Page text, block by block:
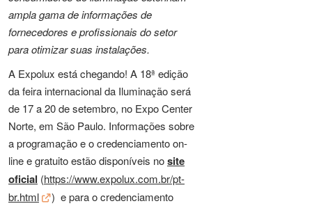
ampla gama de informações de
fornecedores e profissionais do setor
para otimizar suas instalações.
A Expolux está chegando! A 18ª edição
da feira internacional da Iluminação será
de 17 a 20 de setembro, no Expo Center
Norte, em São Paulo. Informações sobre
a programação e o credenciamento on-
line e gratuito estão disponíveis nosite
oficial (https://www.expolux.com.br/pt-
br.html
) e para o credenciamento